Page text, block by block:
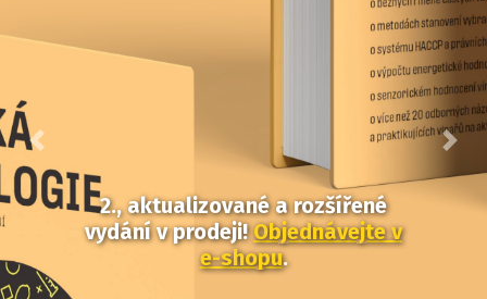
2., aktualizované a rozšířené
vydání v prodeji!Objednávejte v
e-shopu.
Předchozí Další